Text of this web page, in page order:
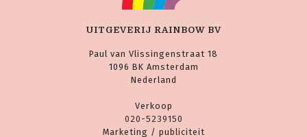
UITGEVERIJ RAINBOW BV
Paul van Vlissingenstraat 18
1096 BK Amsterdam
Nederland
Verkoop
020-5239150
Marketing / publiciteit